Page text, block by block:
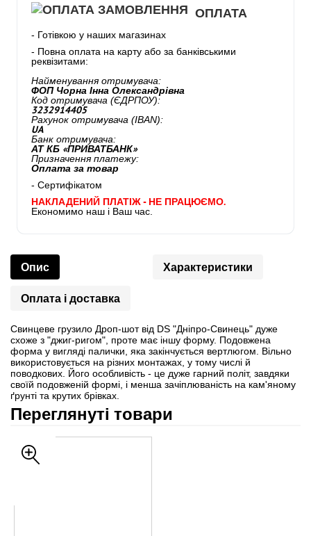
ОПЛАТА
- Готівкою у наших магазинах
- Повна оплата на карту або за банківськими
реквізитами:
Найменування отримувача:
ФОП Чорна Інна Олександрівна
Код отримувача (ЄДРПОУ):
3232914405
Рахунок отримувача (IBAN):
UA
Банк отримувача:
АТ КБ «ПРИВАТБАНК»
Призначення платежу:
Оплата за товар
- Сертифікатом
НАКЛАДЕНИЙ ПЛАТІЖ - НЕ ПРАЦЮЄМО.
Економимо наш і Ваш час.
Опис Характеристики
Оплата і доставка
Свинцеве грузило Дроп-шот від DS "Дніпро-Свинець" дуже
схоже з "джиг-ригом", проте має іншу форму. Подовжена
форма у вигляді палички, яка закінчується вертлюгом. Вільно
використовується на різних монтажах, у тому числі й
поводкових. Його особливість - це дуже гарний політ, завдяки
своїй подовженій формі, і менша зачіплюваність на кам'яному
ґрунті та крутих брівках.
Переглянуті товари